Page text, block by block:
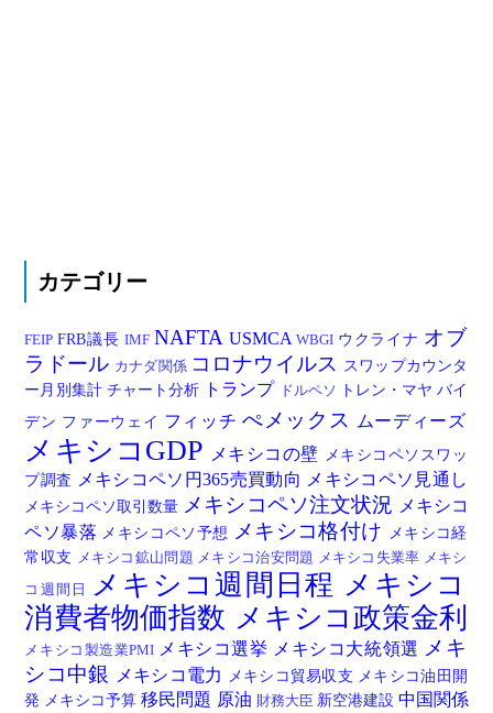
カテゴリー
FEIPFRB議長IMF NAFTA USMCAWBGI ウクライナ オブ
ラドール カナダ関係 コロナウイルス スワップカウンタ
ー月別集計 チャート分析 トランプ ドルペソ トレン・マヤバイ
デン ファーウェイ フィッチぺメックス ムーディーズ
メキシコGDP メキシコの壁 メキシコペソスワッ
プ調査
メキシコペソ円365売買動向 メキシコペソ見通し
メキシコペソ取引数量 メキシコペソ注文状況 メキシコ
ペソ暴落 メキシコペソ予想 メキシコ格付け メキシコ経
常収支 メキシコ鉱山問題 メキシコ治安問題 メキシコ失業率 メキシ
コ週間日 メキシコ週間日程 メキシコ
消費者物価指数 メキシコ政策金利
メキシコ製造業PMI メキシコ選挙 メキシコ大統領選 メキ
シコ中銀
メキシコ電力 メキシコ貿易収支 メキシコ油田開
発 メキシコ予算移民問題 原油 財務大臣 新空港建設 中国関係